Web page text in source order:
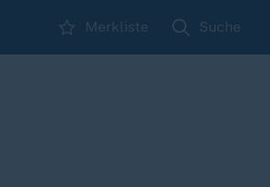
Merkliste Suche